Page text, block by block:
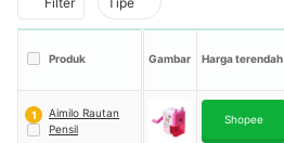
Produk Gambar Harga terendah
1
Aimilo Rautan
Pensil
Shopee